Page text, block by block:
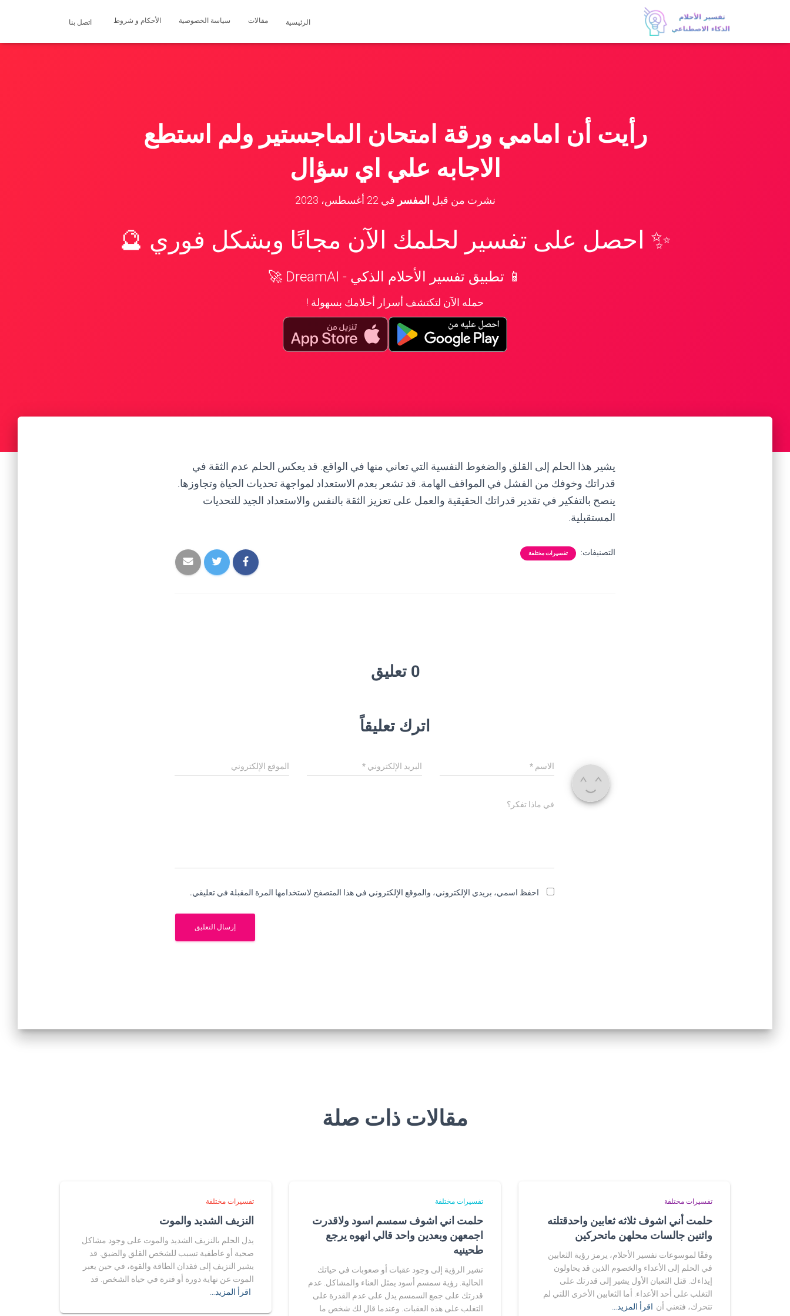
الرئيسية مقالات سياسة الخصوصية الأحكام و شروط اتصل بنا
رأيت أن امامي ورقة امتحان الماجستير ولم استطع
الاجابه علي اي سؤال
نشرت من قبل المفسر في 22 أغسطس، 2023
✨ احصل على تفسير لحلمك الآن مجانًا وبشكل فوري 🔮
📱 تطبيق تفسير الأحلام الذكي - DreamAI 🚀
حمله الآن لتكتشف أسرار أحلامك بسهولة !
يشير هذا الحلم إلى القلق والضغوط النفسية التي تعاني منها في الواقع. قد يعكس الحلم عدم الثقة في
قدراتك وخوفك من الفشل في المواقف الهامة. قد تشعر بعدم الاستعداد لمواجهة تحديات الحياة وتجاوزها.
ينصح بالتفكير في تقدير قدراتك الحقيقية والعمل على تعزيز الثقة بالنفس والاستعداد الجيد للتحديات
المستقبلية.
التصنيفات: تفسيرات مختلفة
0 تعليق
اترك تعليقاً
الاسم * البريد الإلكتروني* الموقع الإلكتروني
في ماذا تفكر؟
احفظ اسمي، بريدي الإلكتروني، والموقع الإلكتروني في هذا المتصفح لاستخدامها المرة المقبلة في تعليقي.
مقالات ذات صلة
تفسيرات مختلفة
حلمت أني اشوف ثلاثه ثعابين واحدقتلته
واثنين جالسات محلهن ماتحركين
وفقًا لموسوعات تفسير الأحلام، يرمز رؤية الثعابين
في الحلم إلى الأعداء والخصوم الذين قد يحاولون
إيذاءك. قتل الثعبان الأول يشير إلى قدرتك على
التغلب على أحد الأعداء. أما الثعابين الأخرى اللتي لم
تتحرك، فتعني أن اقرأ المزيد…
تفسيرات مختلفة
حلمت اني اشوف سمسم اسود ولاقدرت
اجمعهن وبعدين واحد قالي انهوه يرجع
طحينيه
تشير الرؤية إلى وجود عقبات أو صعوبات في حياتك
الحالية. رؤية سمسم أسود يمثل العناء والمشاكل. عدم
قدرتك على جمع السمسم يدل على عدم القدرة على
التغلب على هذه العقبات. وعندما قال لك شخص ما
تفسيرات مختلفة
النزيف الشديد والموت
يدل الحلم بالنزيف الشديد والموت على وجود مشاكل
صحية أو عاطفية تسبب للشخص القلق والضيق. قد
يشير النزيف إلى فقدان الطاقة والقوة، في حين يعبر
الموت عن نهاية دورة أو فترة في حياة الشخص. قد
اقرأ المزيد…